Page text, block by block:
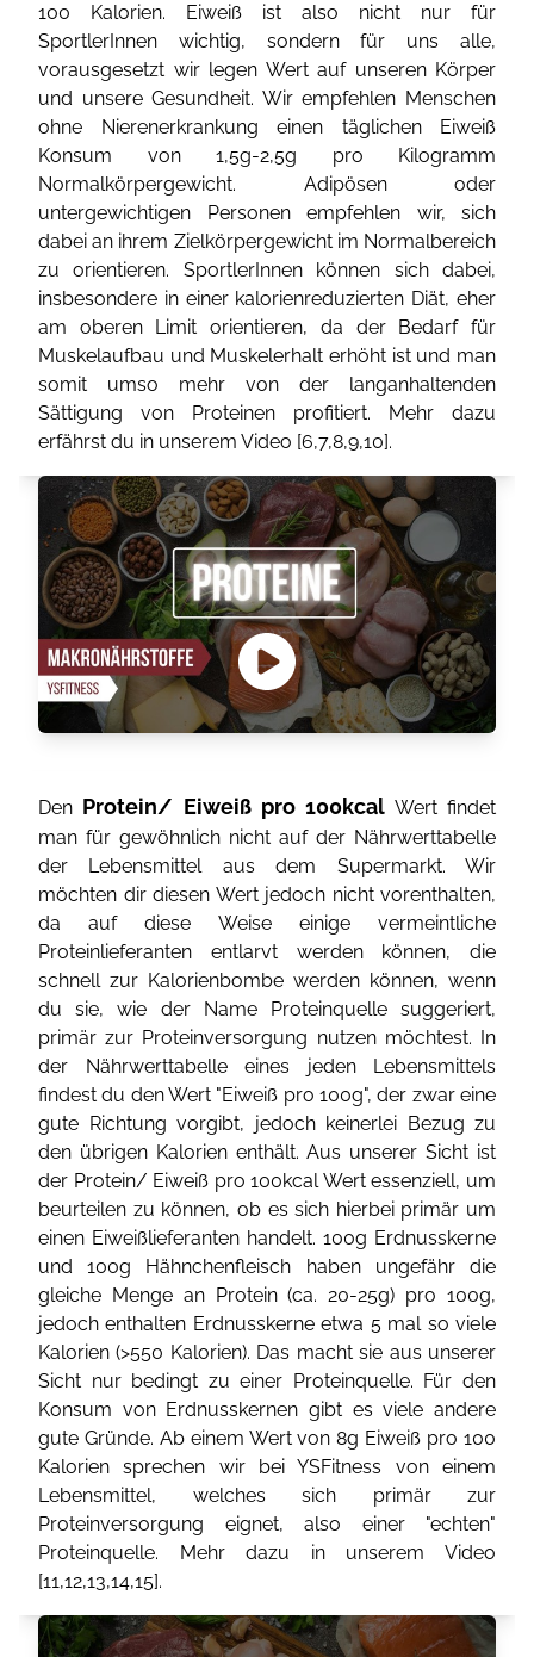
100 Kalorien. Eiweiß ist also nicht nur für
SportlerInnen wichtig, sondern für uns alle,
vorausgesetzt wir legen Wert auf unseren Körper
und unsere Gesundheit. Wir empfehlen Menschen
ohne Nierenerkrankung einen täglichen Eiweiß
Konsum von 1,5g-2,5g pro Kilogramm
Normalkörpergewicht. Adipösen oder
untergewichtigen Personen empfehlen wir, sich
dabei an ihrem Zielkörpergewicht im Normalbereich
zu orientieren. SportlerInnen können sich dabei,
insbesondere in einer kalorienreduzierten Diät, eher
am oberen Limit orientieren, da der Bedarf für
Muskelaufbau und Muskelerhalt erhöht ist und man
somit umso mehr von der langanhaltenden
Sättigung von Proteinen profitiert. Mehr dazu
erfährst du in unserem Video [6,7,8,9,10].
Den Protein/ Eiweiß pro 100kcal Wert findet
man für gewöhnlich nicht auf der Nährwerttabelle
der Lebensmittel aus dem Supermarkt. Wir
möchten dir diesen Wert jedoch nicht vorenthalten,
da auf diese Weise einige vermeintliche
Proteinlieferanten entlarvt werden können, die
schnell zur Kalorienbombe werden können, wenn
du sie, wie der Name Proteinquelle suggeriert,
primär zur Proteinversorgung nutzen möchtest. In
der Nährwerttabelle eines jeden Lebensmittels
findest du den Wert "Eiweiß pro 100g", der zwar eine
gute Richtung vorgibt, jedoch keinerlei Bezug zu
den übrigen Kalorien enthält. Aus unserer Sicht ist
der Protein/ Eiweiß pro 100kcal Wert essenziell, um
beurteilen zu können, ob es sich hierbei primär um
einen Eiweißlieferanten handelt. 100g Erdnusskerne
und 100g Hähnchenfleisch haben ungefähr die
gleiche Menge an Protein (ca. 20-25g) pro 100g,
jedoch enthalten Erdnusskerne etwa 5 mal so viele
Kalorien (>550 Kalorien). Das macht sie aus unserer
Sicht nur bedingt zu einer Proteinquelle. Für den
Konsum von Erdnusskernen gibt es viele andere
gute Gründe. Ab einem Wert von 8g Eiweiß pro 100
Kalorien sprechen wir bei YSFitness von einem
Lebensmittel, welches sich primär zur
Proteinversorgung eignet, also einer "echten"
Proteinquelle. Mehr dazu in unserem Video
[11,12,13,14,15].